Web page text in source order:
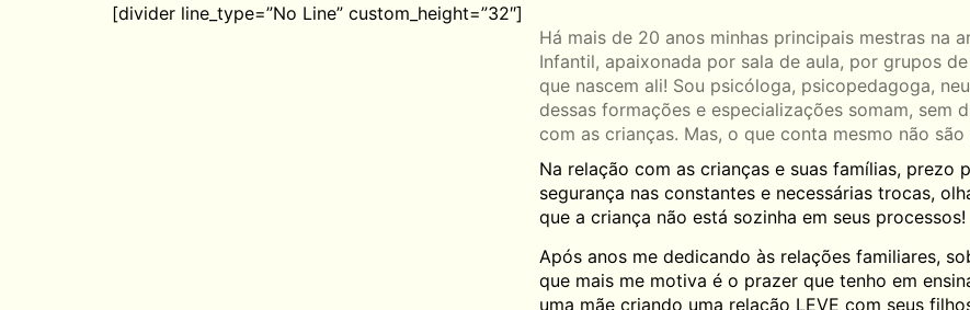
[divider line_type=”No Line” custom_height=”32″]
Há mais de 20 anos minhas principais mestras na
Infantil, apaixonada por sala de aula, por grupos
que nascem ali! Sou psicóloga, psicopedagoga,
dessas formações e especializações somam, sem
com as crianças. Mas, o que conta mesmo não
Na relação com as crianças e suas famílias, prezo
segurança nas constantes e necessárias trocas,
que a criança não está sozinha em seus processos!
Após anos me dedicando às relações familiares,
que mais me motiva é o prazer que tenho em
uma mãe criando uma relação LEVE com seus